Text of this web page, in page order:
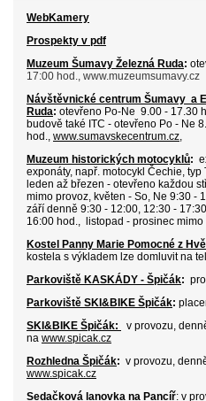
WebKamery
Prospekty v pdf
Muzeum Šumavy Železná Ruda:
17:00 hod., www.muzeumsumavy.cz
Návštěvnické centrum Šumavy a
Ruda: otevřeno Po-Ne 9.00 - 17.30
budově také ITC - otevřeno Po - Ne
hod., www.sumavskecentrum.cz
Muzeum historických motocyklů:
exponáty, např. motocykl Čechie, typ
leden až březen - otevřeno každou
mimo provoz, květen - So, Ne 9:30 -
září denně 9:30 - 12:00, 12:30 -
16:00 hod., listopad - prosinec mimo
Kostel Panny Marie Pomocné z
kostela s výkladem lze domluvit na
Parkoviště KASKÁDY - Špičák:
Parkoviště SKI&BIKE Špičák:
SKI&BIKE Špičák: v provozu,
na www.spicak.cz
Rozhledna Špičák: v provozu,
www.spicak.cz
Sedačková lanovka na Pancíř: v